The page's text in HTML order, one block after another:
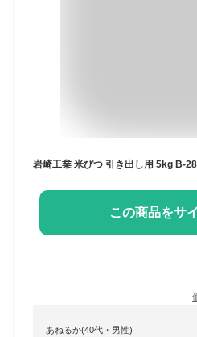
岩崎工業 米びつ 引き出し用 5kg B-
この商品をサ
あねるか(40代・男性)